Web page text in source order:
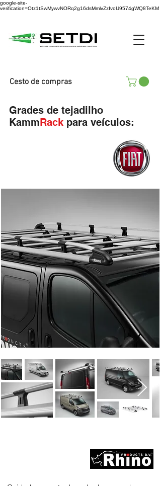
google-site-
verification=Otz1tSwMywvNORq2g16dsMmlvZzIvoU9574gWQ8TeKM
Cesto de compras
Grades de tejadilho
KammRack para veículos: